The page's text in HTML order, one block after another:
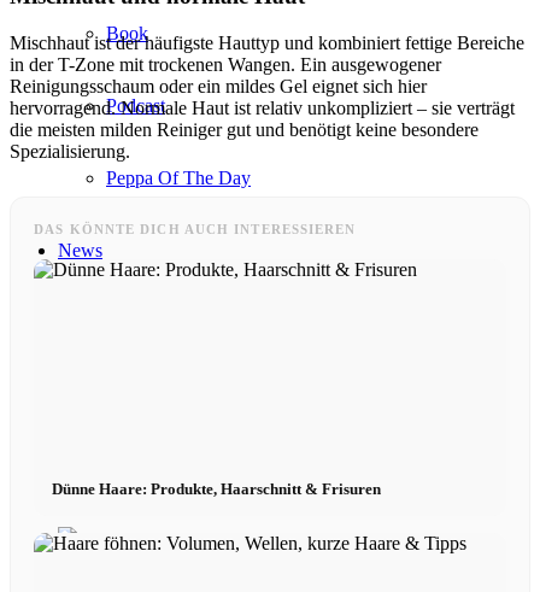
Book
Podcast
Peppa Of The Day
News
x YouTube
Mischhaut ist der häufigste Hauttyp und kombiniert fettige Bereiche
in der T-Zone mit trockenen Wangen. Ein ausgewogener
Reinigungsschaum oder ein mildes Gel eignet sich hier
hervorragend. Normale Haut ist relativ unkompliziert – sie verträgt
die meisten milden Reiniger gut und benötigt keine besondere
Spezialisierung.
DAS KÖNNTE DICH AUCH INTERESSIEREN
Dünne Haare: Produkte, Haarschnitt & Frisuren